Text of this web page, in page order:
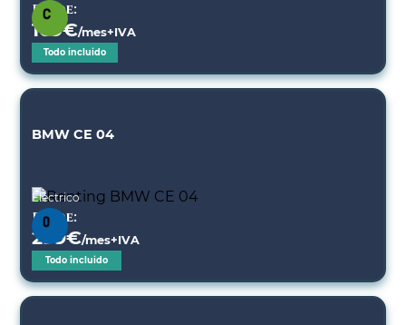
Desde:
169€/mes+IVA
Todo incluido
BMW CE 04
Eléctrico
Desde:
299€/mes+IVA
Todo incluido